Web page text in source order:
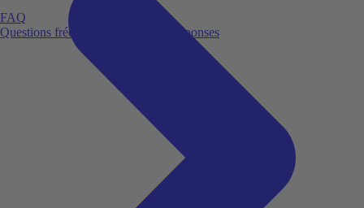
FAQ
Questions fréquemment posées et réponses